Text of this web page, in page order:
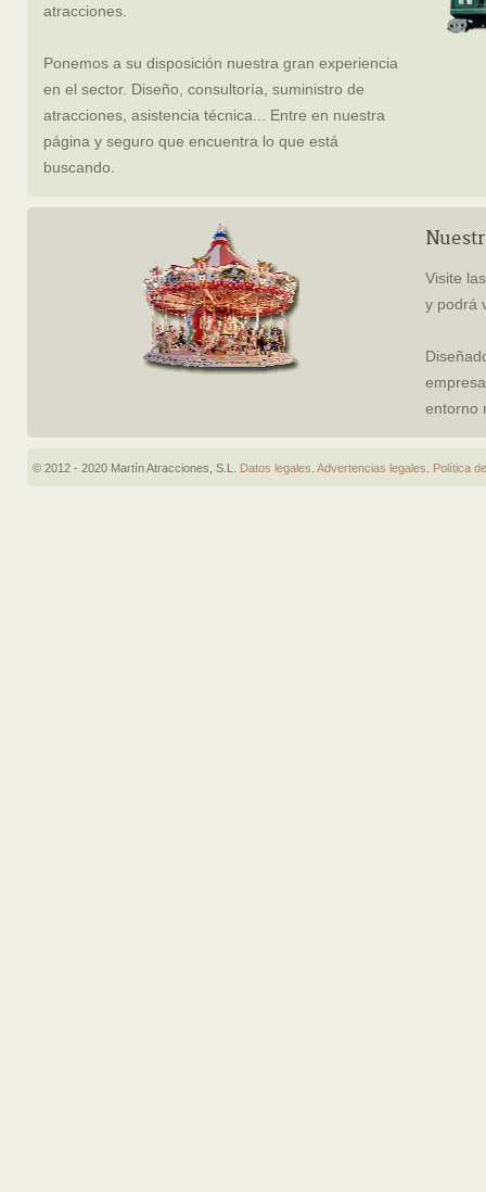
atracciones.
Ponemos a su disposición nuestra gran experiencia
en el sector. Diseño, consultoría, suministro de
atracciones, asistencia técnica... Entre en nuestra
página y seguro que encuentra lo que está
buscando.
Visite
y podrá
entorno
© 2012 - 2020 Martín Atracciones, S.L. Datos legales Advertencias legales Política